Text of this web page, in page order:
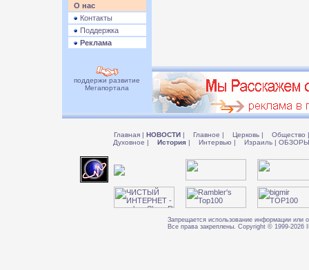
О нас
Контакты
Поддержка
Реклама
поддержи развитие
Мегапортала
Главная | НОВОСТИ | Главное | Церковь | Общество |
Духовное | История | Интервью | Израиль |
Запрещается использование информации или
Все права закреплены. Copyright © 1999-